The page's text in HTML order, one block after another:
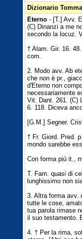
Dizionario
Eterno - [T.] Avv.
(C) Dinanzi a me
secondo la locuz.
† Alam. Gir. 16.
com.
2. Modo avv. Ab
che non è pr.,
d'Eterno non
necessariamente
Vit. Dant. 261. (C)
6. 118. Diceva
[G.M.] Segner.
† Fr. Giord. Pred.
mondo sarebbe
Con forma più it.,
T. Fam. quasi di
lunghissimo non
3. Altra forma avv.
tutte le cose,
tua parola rimase
il suo testamento.
4. † Per la rima,